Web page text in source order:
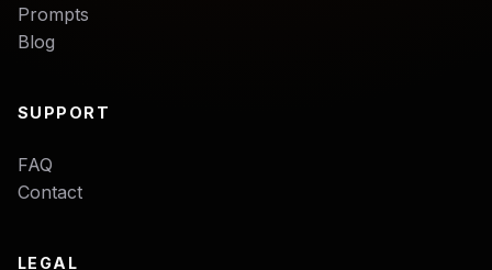
Prompts
Blog
SUPPORT
FAQ
Contact
LEGAL